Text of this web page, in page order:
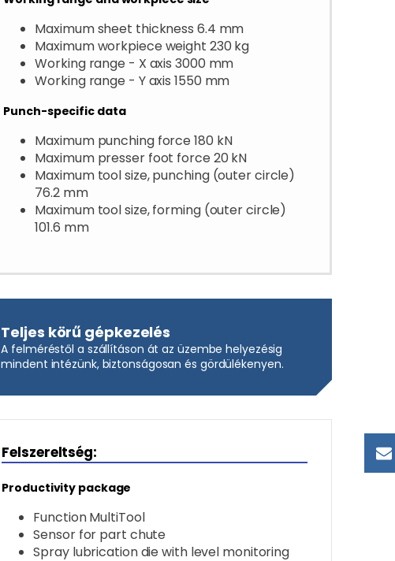
Maximum sheet thickness 6.4 mm
Maximum workpiece weight 230 kg
Working range - X axis 3000 mm
Working range - Y axis 1550 mm
Punch-specific data
Maximum punching force 180 kN
Maximum presser foot force 20 kN
Maximum tool size, punching (outer circle)
76.2 mm
Maximum tool size, forming (outer circle)
101.6 mm
Teljes körű gépkezelés
A felméréstől a szállításon át az üzembe helyezésig
mindent intézünk, biztonságosan és gördülékenyen.
Felszereltség:
Productivity package
Function MultiTool
Sensor for part chute
Spray lubrication die with level monitoring